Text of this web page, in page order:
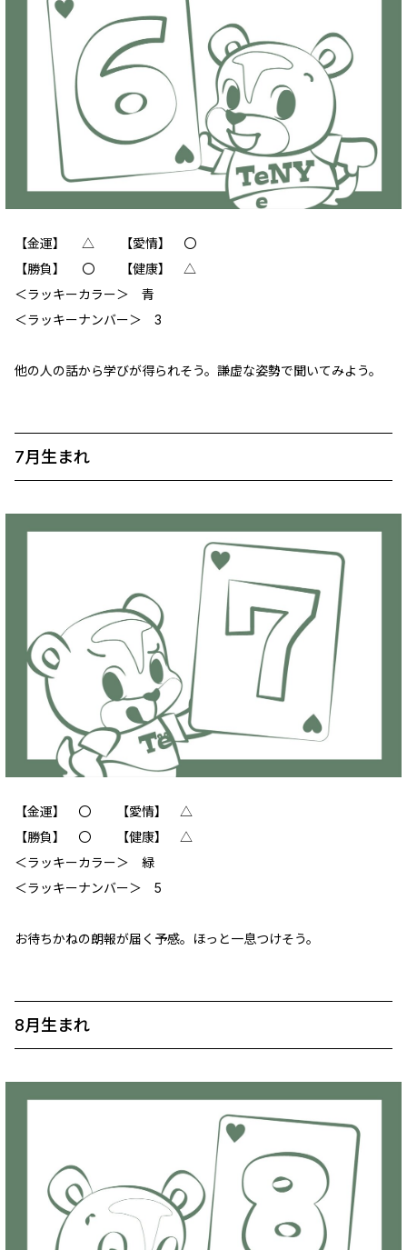
【金運】 △ 【愛情】 〇
【勝負】 〇 【健康】 △
＜ラッキーカラー＞ 青
＜ラッキーナンバー＞ 3
他の人の話から学びが得られそう。謙虚な姿勢で聞いてみよう。
7月生まれ
【金運】 〇 【愛情】 △
【勝負】 〇 【健康】 △
＜ラッキーカラー＞ 緑
＜ラッキーナンバー＞ 5
お待ちかねの朗報が届く予感。ほっと一息つけそう。
8月生まれ